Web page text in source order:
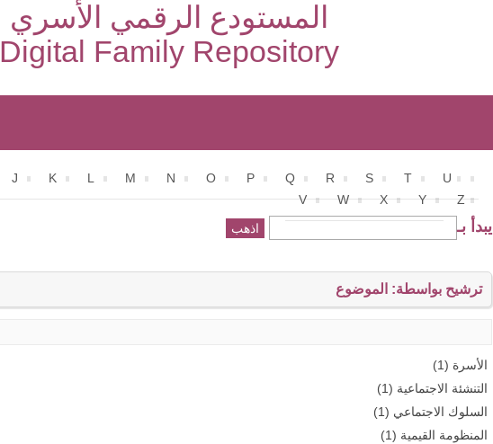
المستودع الرقمي الأسري
Digital Family Repository
J K L M N O P Q R S T
U
V
W X Y Z
يبدأ بـ
ترشيح بواسطة: الموضوع
الأسرة (1)
التنشئة الاجتماعية (1)
السلوك الاجتماعي (1)
المنظومة القيمية (1)